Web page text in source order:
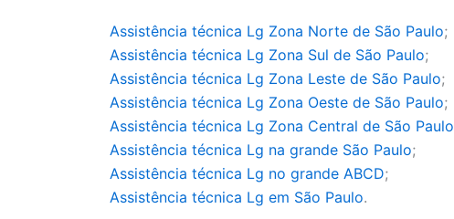
Assistência técnica Lg Zona Norte de São Paulo;
Assistência técnica Lg Zona Sul de São Paulo;
Assistência técnica Lg Zona Leste de São Paulo;
Assistência técnica Lg Zona Oeste de São Paulo;
Assistência técnica Lg Zona Central de São Paulo
Assistência técnica Lg na grande São Paulo;
Assistência técnica Lg no grande ABCD;
Assistência técnica Lg em São Paulo.